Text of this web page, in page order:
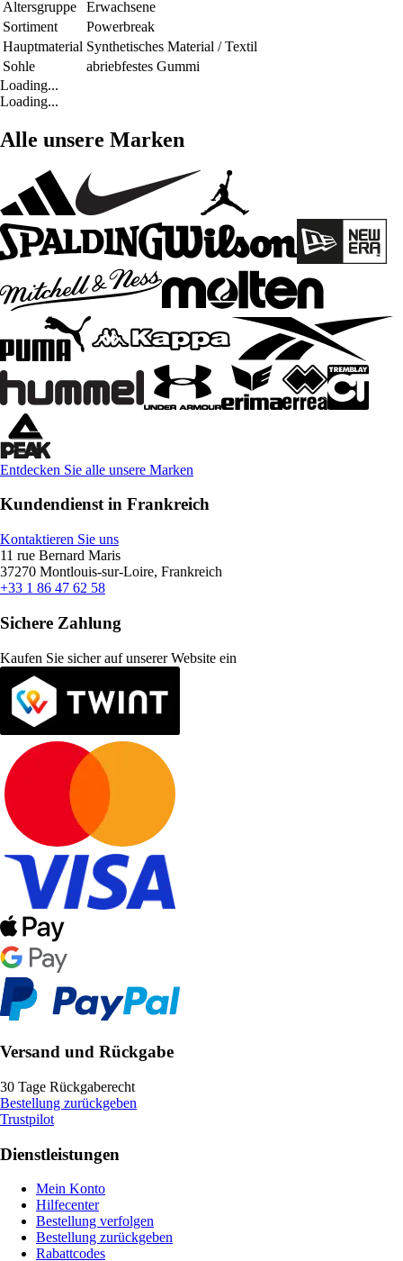
Altersgruppe
Erwachsene
Sortiment
Powerbreak
Hauptmaterial Synthetisches Material / Textil
Sohle
abriebfestes Gummi
Loading...
Loading...
Alle unsere Marken
Entdecken Sie alle unsere Marken
Kundendienst in Frankreich
Kontaktieren Sie uns
11 rue Bernard Maris
37270 Montlouis-sur-Loire, Frankreich
+33 1 86 47 62 58
Sichere Zahlung
Kaufen Sie sicher auf unserer Website ein
Versand und Rückgabe
30 Tage Rückgaberecht
Bestellung zurückgeben
Trustpilot
Dienstleistungen
Mein Konto
Hilfecenter
Bestellung verfolgen
Bestellung zurückgeben
Rabattcodes